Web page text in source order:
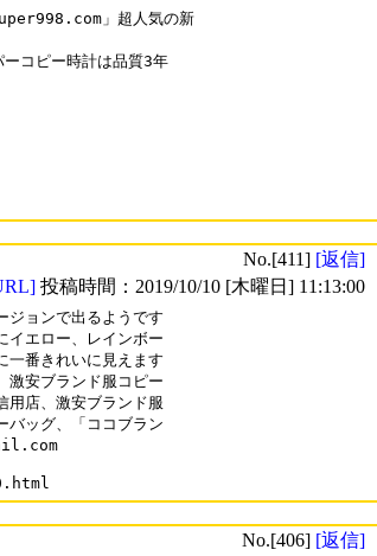
」超人気の新
コピー時計は品質3年
No.[411] [返信]
投稿時間：2019/10/10 [木曜日] 11:13:00
ジョンで出るようです
イエロー、レインボー
一番きれいに見えます
激安ブランド服コピー
用店、激安ブランド服
バッグ、「ココブラン
No.[406] [返信]